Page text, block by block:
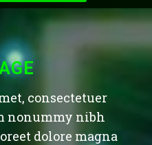
consectetuer
nonummy nibh
dolore magna